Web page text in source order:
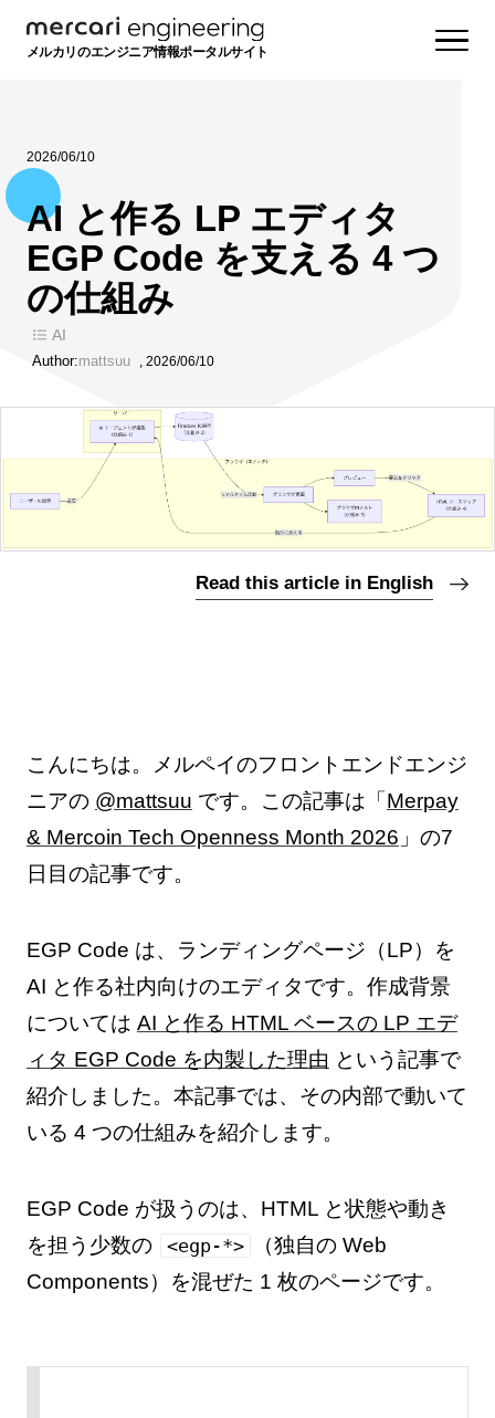
メルカリのエンジニア情報ポータルサイト
2026/06/10
AI と作る LP エディタ
EGP Code を支える 4 つ
の仕組み
AI
Author:mattsuu , 2026/06/10
Read this article in English
こんにちは。メルペイのフロントエンドエンジ
ニアの @mattsuu です。この記事は「 Merpay
& Mercoin Tech Openness Month 2026 」の7
日目の記事です。
EGP Code は、ランディングページ（LP）を
AI と作る社内向けのエディタです。作成背景
については AI と作る HTML ベースの LP エデ
ィタ EGP Code を内製した理由 という記事で
紹介しました。本記事では、その内部で動いて
いる 4 つの仕組みを紹介します。
EGP Code が扱うのは、HTML と状態や動き
を担う少数の
<egp-*>
（独自の Web
Components）を混ぜた 1 枚のページです。